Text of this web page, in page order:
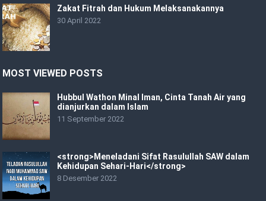
Zakat Fitrah dan Hukum Melaksanakannya
30 April 2022
MOST VIEWED POSTS
Hubbul Wathon Minal Iman, Cinta Tanah Air yang
dianjurkan dalam Islam
11 September 2022
<strong>Meneladani Sifat Rasulullah SAW dalam
Kehidupan Sehari-Hari</strong>
8 Desember 2022